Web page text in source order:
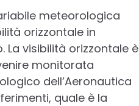
meteorologica
orizzontale in
visibilità orizzontale è
monitorata
dell’Aeronautica
quale è la